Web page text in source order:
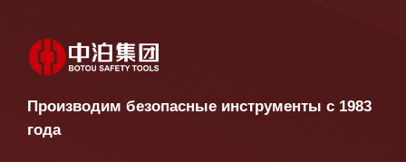
Производим безопасные инструменты с 1983
года